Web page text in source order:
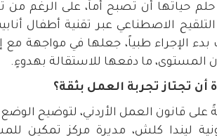
حلم حياتها أن تصبح أماً، على الرغم
الاصطناعي عبر تقنية أطفال
الإجراء طبياً، جعلها في مواجهة مع
المستوى، ما دفعها للاستقالة بهدوءٍ.
أن تجتاز تجربة العمل بثقة؟
على قانون العمل الأردني، لتوضيح
ليندا كلش، مديرة مركز تمكين